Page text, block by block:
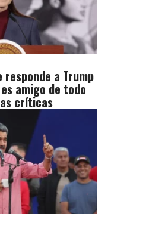
responde a Trump
amigo de todo
críticas